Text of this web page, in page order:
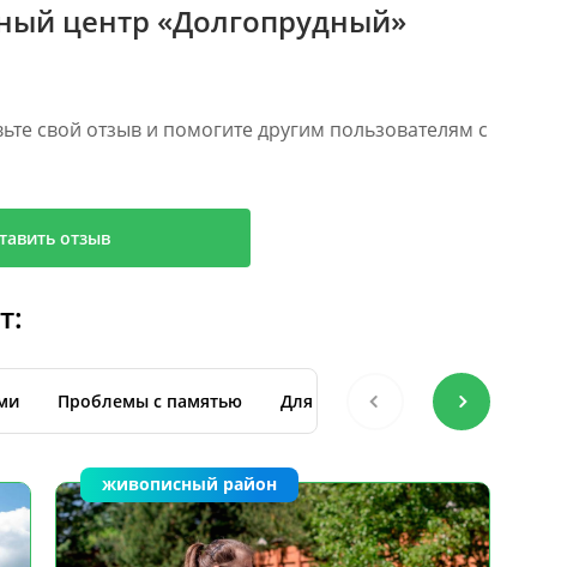
центр «Долгопрудный»
свой отзыв и помогите другим пользователям с
отзыв
Проблемы с памятью Для восстановления после ковида
живописный район